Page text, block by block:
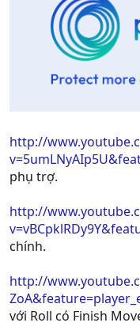
http://
phụ trợ.
http://
chính.
http://
với Roll có Finish